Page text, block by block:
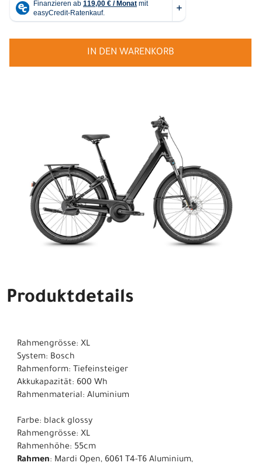
IN DEN WARENKORB
Produktdetails
Rahmengrösse: XL
System: Bosch
Rahmenform: Tiefeinsteiger
Akkukapazität: 600 Wh
Rahmenmaterial: Aluminium
Farbe: black glossy
Rahmengrösse: XL
Rahmenhöhe: 55cm
Rahmen: Mardi Open, 6061 T4-T6 Aluminium,